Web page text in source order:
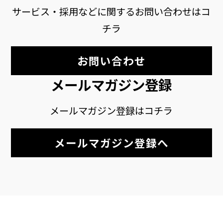
サービス・採用などに関するお問い合わせはコ
チラ
お問い合わせ
メールマガジン登録
メールマガジン登録はコチラ
メールマガジン登録へ